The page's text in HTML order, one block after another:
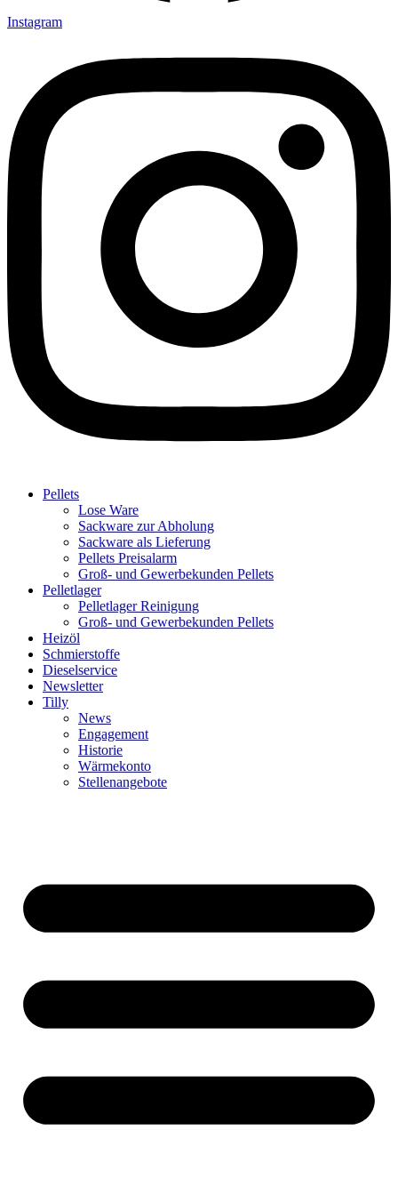
Instagram
Pellets
Lose Ware
Sackware zur Abholung
Sackware als Lieferung
Pellets Preisalarm
Groß- und Gewerbekunden Pellets
Pelletlager
Pelletlager Reinigung
Groß- und Gewerbekunden Pellets
Heizöl
Schmierstoffe
Dieselservice
Newsletter
Tilly
News
Engagement
Historie
Wärmekonto
Stellenangebote